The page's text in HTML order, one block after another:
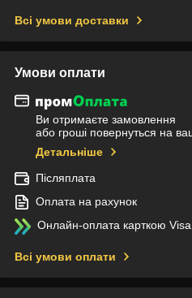
Всі умови доставки
Умови оплати
Ви отримаєте замовлення
або гроші повернуться на
Детальніше
Післяплата
Оплата на рахунок
Онлайн-оплата карткою
Всі умови оплати